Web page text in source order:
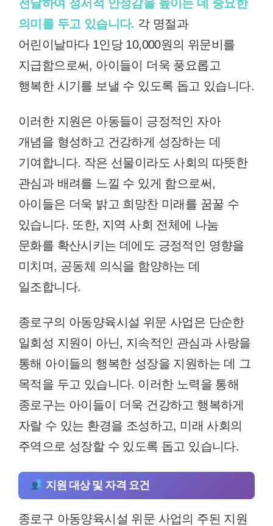
전달하여 정서적 안정감을 높이는 데 중요한
의미를 두고 있습니다. 각 명절과
어린이날마다 1인당 10,000원의 위문비를
지급함으로써, 아이들이 더욱 풍요롭고
행복한 시기를 보낼 수 있도록 돕고 있습니다.
이러한 지원은 아동들이 긍정적인 자아
개념을 형성하고 건강하게 성장하는 데
기여합니다. 작은 선물이라도 사회의 따뜻한
관심과 배려를 느낄 수 있게 함으로써,
아이들은 더욱 밝고 희망찬 미래를 꿈꿀 수
있습니다. 또한, 지역 사회 전체에 나눔
문화를 확산시키는 데에도 긍정적인 영향을
미치며, 공동체 의식을 함양하는 데
일조합니다.
종로구의 아동양육시설 위문 사업은 단순한
일회성 지원이 아닌, 지속적인 관심과 사랑을
통해 아이들의 행복한 성장을 지원하는 데 그
목적을 두고 있습니다. 이러한 노력을 통해
종로구는 아이들이 더욱 건강하고 행복하게
자랄 수 있는 환경을 조성하고, 미래 사회의
주역으로 성장할 수 있도록 돕고 있습니다.
지원 대상 및 자격 요건
종로구 아동양육시설 위문 사업의 주된 지원